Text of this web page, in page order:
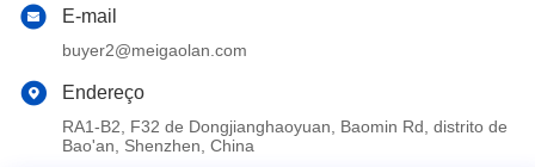
E-mail
buyer2@meigaolan.com
Endereço
RA1-B2, F32 de Dongjianghaoyuan, Baomin Rd, distrito de
Bao'an, Shenzhen, China